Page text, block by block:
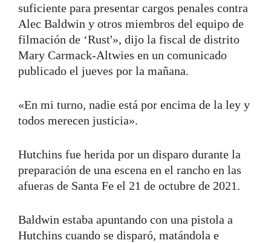
suficiente para presentar cargos penales contra
Alec Baldwin y otros miembros del equipo de
filmación de ‘Rust'», dijo la fiscal de distrito
Mary Carmack-Altwies en un comunicado
publicado el jueves por la mañana.
«En mi turno, nadie está por encima de la ley y
todos merecen justicia».
Hutchins fue herida por un disparo durante la
preparación de una escena en el rancho en las
afueras de Santa Fe el 21 de octubre de 2021.
Baldwin estaba apuntando con una pistola a
Hutchins cuando se disparó, matándola e